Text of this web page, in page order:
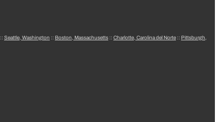
:: Seattle, Washington :: Boston, Massachusetts :: Charlotte, Carolina del Norte :: Pittsburgh,